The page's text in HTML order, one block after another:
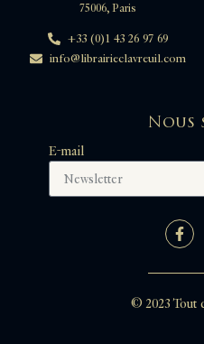
75006, Paris
+33 (0)1 43 26 97 69
info@librairieclavreuil.com
Nous
E-mail
© 2023 Tout